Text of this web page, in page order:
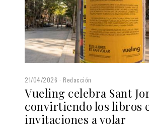
21/04/2026 Redacción
Vueling celebra Sant
convirtiendo los libros
invitaciones a volar